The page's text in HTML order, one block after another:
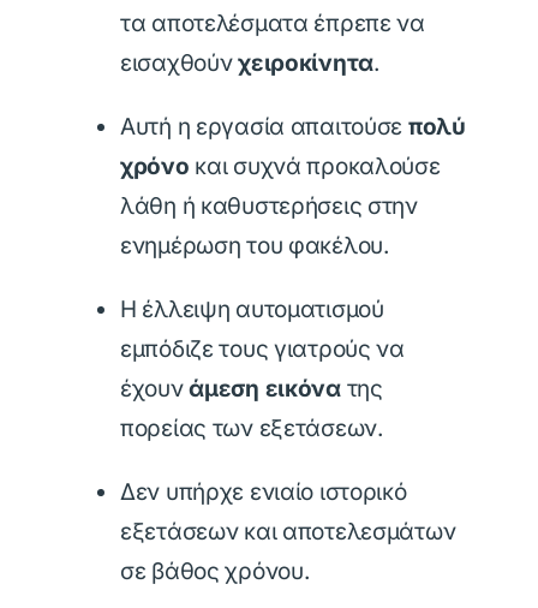
τα αποτελέσματα έπρεπε να
εισαχθούνχειροκίνητα.
Αυτή η εργασία απαιτούσε πολύ
χρόνο και συχνά προκαλούσε
λάθη ή καθυστερήσεις στην
ενημέρωση του φακέλου.
Η έλλειψη αυτοματισμού
εμπόδιζε τους γιατρούς να
έχουνάμεση εικόνατης
πορείας των εξετάσεων.
Δεν υπήρχε ενιαίο ιστορικό
εξετάσεων και αποτελεσμάτων
σε βάθος χρόνου.